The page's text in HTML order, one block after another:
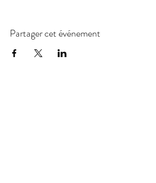
Partager cet événement